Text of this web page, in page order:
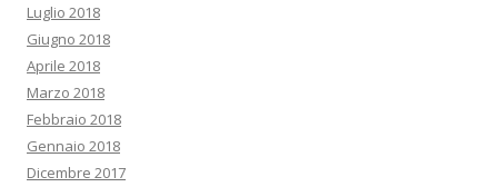
Luglio 2018
Giugno 2018
Aprile 2018
Marzo 2018
Febbraio 2018
Gennaio 2018
Dicembre 2017